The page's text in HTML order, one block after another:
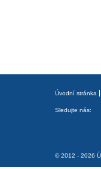
Úvodní stránka
Sledujte nás:
© 2012 - 2026